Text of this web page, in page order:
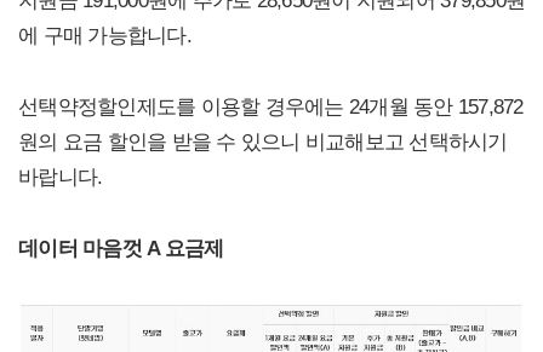
에 구매 가능합니다.
선택약정할인제도를 이용할 경우에는 24개월 동안 157,872
원의 요금 할인을 받을 수 있으니 비교해보고 선택하시기
바랍니다.
데이터 마음껏 A 요금제